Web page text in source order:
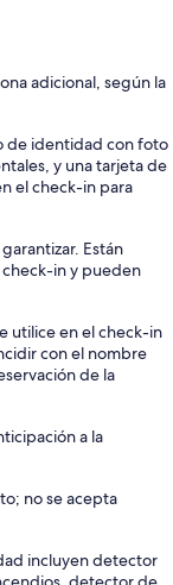
adicional, según la
de identidad con foto
y una tarjeta de
el check-in para
Están
in y pueden
utilice en el check-in
con el nombre
de la
a la
no se acepta
incluyen detector